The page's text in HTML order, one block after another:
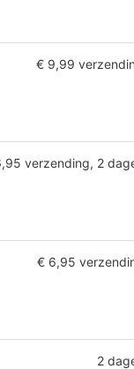
€ 9,99
verzending, 2
€ 6,95
2